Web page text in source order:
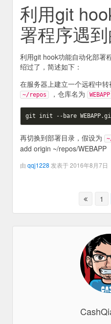
利用git
署程序遇
利用git hook功能自动化部署
绍过了，简述如下：
在服务器上建立一个远程中
~/repos ，仓库名为 WEBAPP
再切换到部署目录，假设为
add origin ~/repos/WEBAPP
由 qqj1228 发表于 2016年8月7日
1